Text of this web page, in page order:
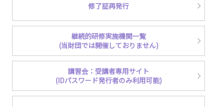
修了証再発行
継続的研修実施機関一覧
(当財団では開催しておりません)
講習会：受講者専用サイト
(IDパスワード発行者のみ利用可能)